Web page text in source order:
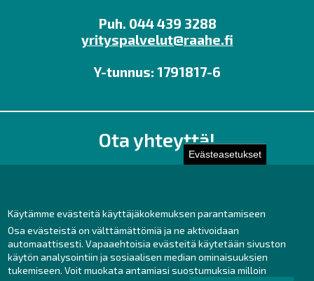
Evästeasetukset
Käytämme evästeitä käyttäjäkokemuksen parantamiseen
Osa evästeistä on välttämättömiä ja ne aktivoidaan
automaattisesti. Vapaaehtoisia evästeitä käytetään sivuston
käytön analysointiin ja sosiaalisen median ominaisuuksien
tukemiseen. Voit muokata antamiasi suostumuksia milloin
Puh. 044 439 3288
yrityspalvelut@raahe.fi
Y-tunnus: 1791817-6
Ota yhteyttä!
Toimisto
Facebook
Instagram
LinkedIn